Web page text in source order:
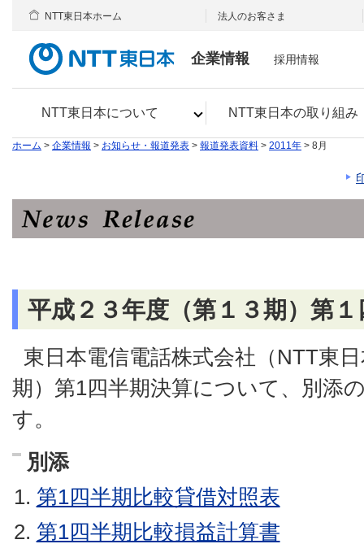
企業情報
NTT東日本について NTT東日本の取り組み
NTT東日本ホーム 法人のお客さま
採用情報
ホーム > 企業情報 > お知らせ・報道発表 > 報道発表資料 > 2011年 > 8月
平成２３年度（第１３期）第
東日本電信電話株式会社（NTT東
期）第1四半期決算について、別添
す。
別添
第1四半期比較貸借対照表
第1四半期比較損益計算書